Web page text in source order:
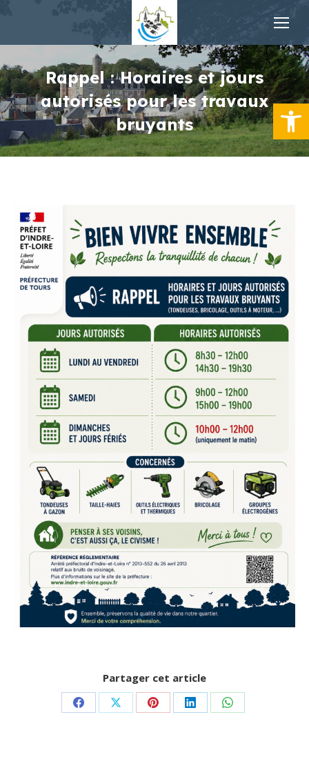
Ouvrir
Rappel : Horaires et jours
autorisés pour les travaux
bruyants
Partager cet article
PartagerPartagerPartagerPartagerPartager